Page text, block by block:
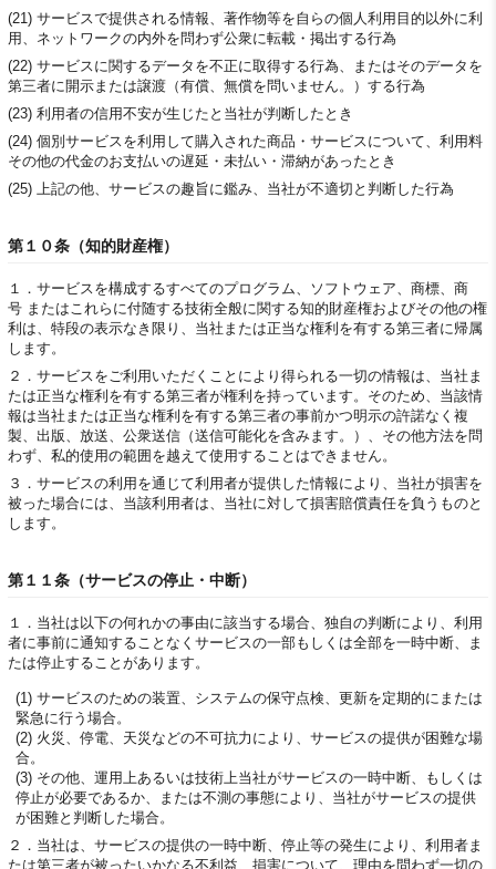
(21) サービスで提供される情報、著作物等を自らの個人利用目的以外に利
用、ネットワークの内外を問わず公衆に転載・掲出する行為
(22) サービスに関するデータを不正に取得する行為、またはそのデータを
第三者に開示または譲渡（有償、無償を問いません。）する行為
(23) 利用者の信用不安が生じたと当社が判断したとき
(24) 個別サービスを利用して購入された商品・サービスについて、利用料
その他の代金のお支払いの遅延・未払い・滞納があったとき
(25) 上記の他、サービスの趣旨に鑑み、当社が不適切と判断した行為
第１０条（知的財産権）
１． サービスを構成するすべてのプログラム、ソフトウェア、商標、商
号 またはこれらに付随する技術全般に関する知的財産権およびその他の権
利は、特段の表示なき限り、当社または正当な権利を有する第三者に帰属
します。
２． サービスをご利用いただくことにより得られる一切の情報は、当社ま
たは正当な権利を有する第三者が権利を持っています。そのため、当該情
報は当社または正当な権利を有する第三者の事前かつ明示の許諾なく複
製、出版、放送、公衆送信（送信可能化を含みます。）、その他方法を問
わず、私的使用の範囲を越えて使用することはできません。
３． サービスの利用を通じて利用者が提供した情報により、当社が損害を
被った場合には、当該利用者は、当社に対して損害賠償責任を負うものと
します。
第１１条（サービスの停止・中断）
１． 当社は以下の何れかの事由に該当する場合、独自の判断により、利用
者に事前に通知することなくサービスの一部もしくは全部を一時中断、ま
たは停止することがあります。
(1) サービスのための装置、システムの保守点検、更新を定期的にまたは
緊急に行う場合。
(2) 火災、停電、天災などの不可抗力により、サービスの提供が困難な場
合。
(3) その他、運用上あるいは技術上当社がサービスの一時中断、もしくは
停止が必要であるか、または不測の事態により、当社がサービスの提供
が困難と判断した場合。
２． 当社は、サービスの提供の一時中断、停止等の発生により、利用者ま
たは第三者が被ったいかなる不利益、損害について、理由を問わず一切の